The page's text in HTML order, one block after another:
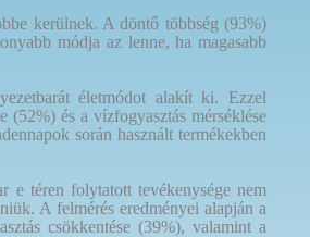
kerülnek. A döntő többség (93%)
módja az lenne, ha magasabb
életmódot alakít ki. Ezzel
(52%) és a vízfogyasztás mérséklése
során használt termékekben
e téren folytatott tevékenysége nem
A felmérés eredményei alapján a
csökkentése (39%), valamint a